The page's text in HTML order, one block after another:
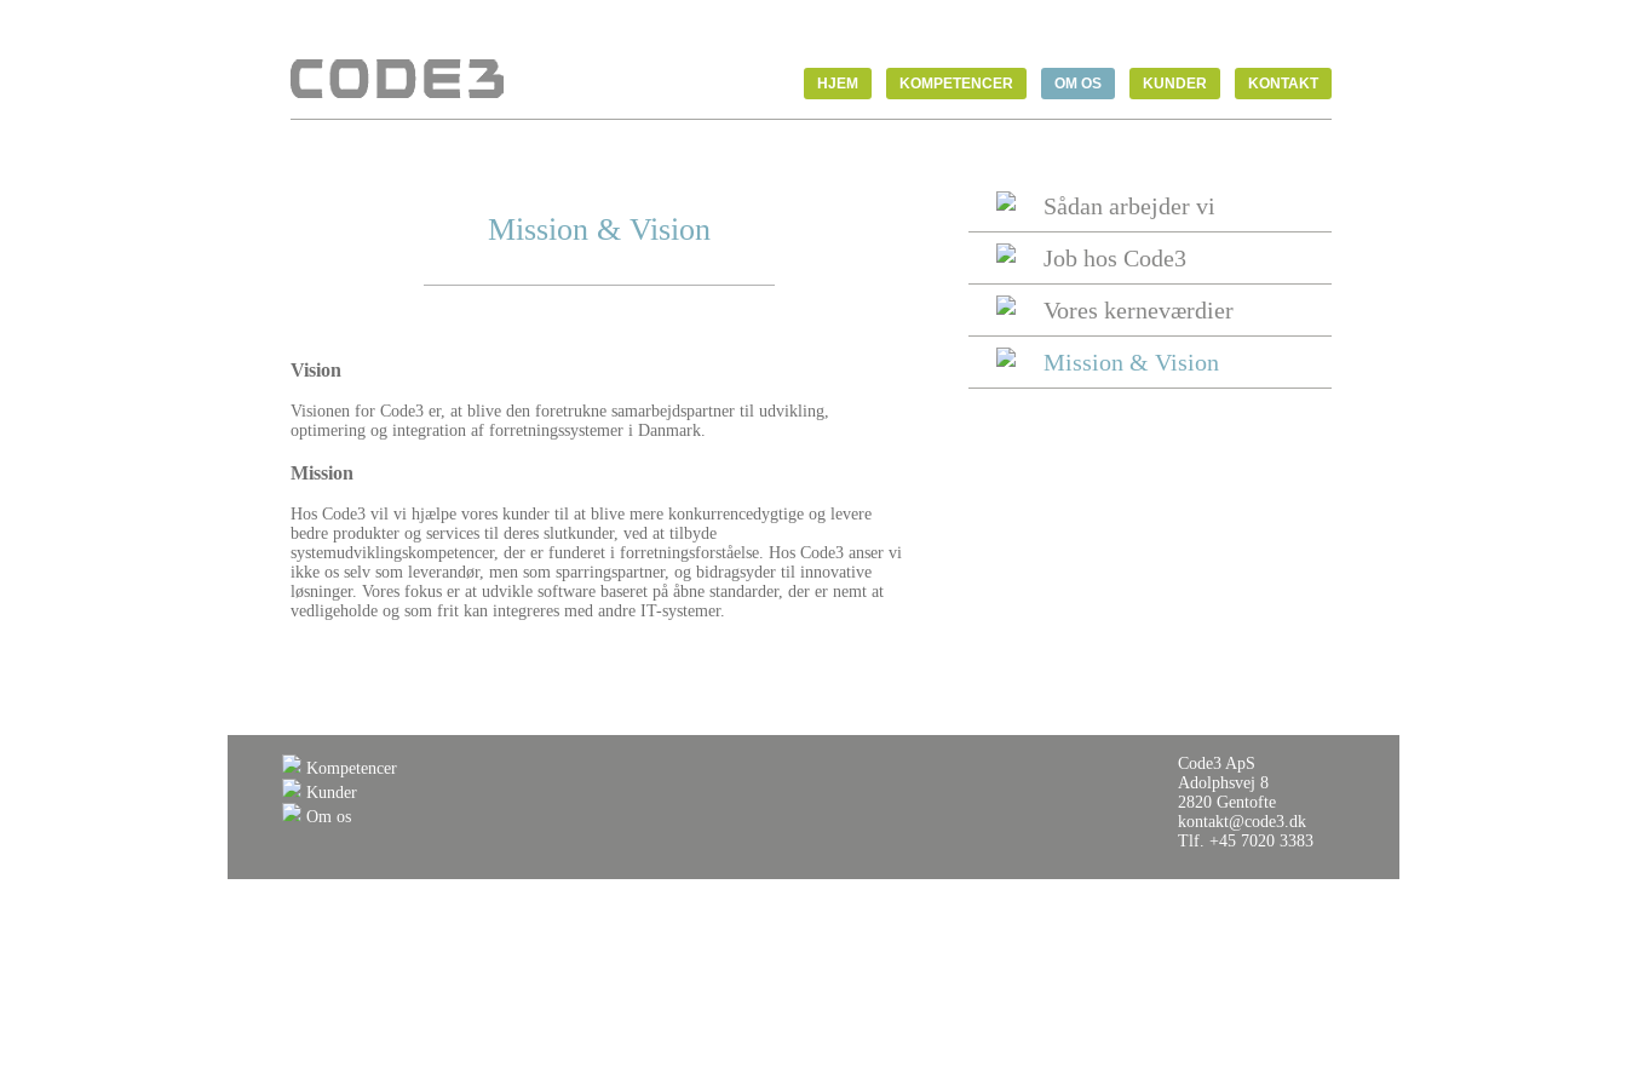
HJEM KOMPETENCER OM OS KUNDER KONTAKT
Mission & Vision
Vision
Visionen for Code3 er, at blive den foretrukne samarbejdspartner til udvikling,
optimering og integration af forretningssystemer i Danmark.
Mission
Hos Code3 vil vi hjælpe vores kunder til at blive mere konkurrencedygtige og levere
bedre produkter og services til deres slutkunder, ved at tilbyde
systemudviklingskompetencer, der er funderet i forretningsforståelse. Hos Code3 anser vi
ikke os selv som leverandør, men som sparringspartner, og bidragsyder til innovative
løsninger. Vores fokus er at udvikle software baseret på åbne standarder, der er nemt at
vedligeholde og som frit kan integreres med andre IT-systemer.
Sådan arbejder vi
Job hos Code3
Vores kerneværdier
Mission & Vision
Kompetencer
Kunder
Om os
Code3 ApS
Adolphsvej 8
2820 Gentofte
kontakt@code3.dk
Tlf. +45 7020 3383